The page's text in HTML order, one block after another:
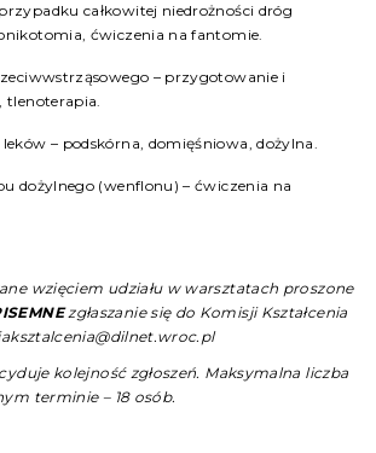
całkowitej niedrożności dróg
ćwiczenia na fantomie.
– przygotowanie i
tlenoterapia.
– podskórna, domięśniowa, dożylna.
dożylnego (wenflonu) – ćwiczenia na
wzięciem udziału w warsztatach proszone
zgłaszanie się do Komisji Kształcenia
kolejność zgłoszeń. Maksymalna liczba
terminie – 18 osób.